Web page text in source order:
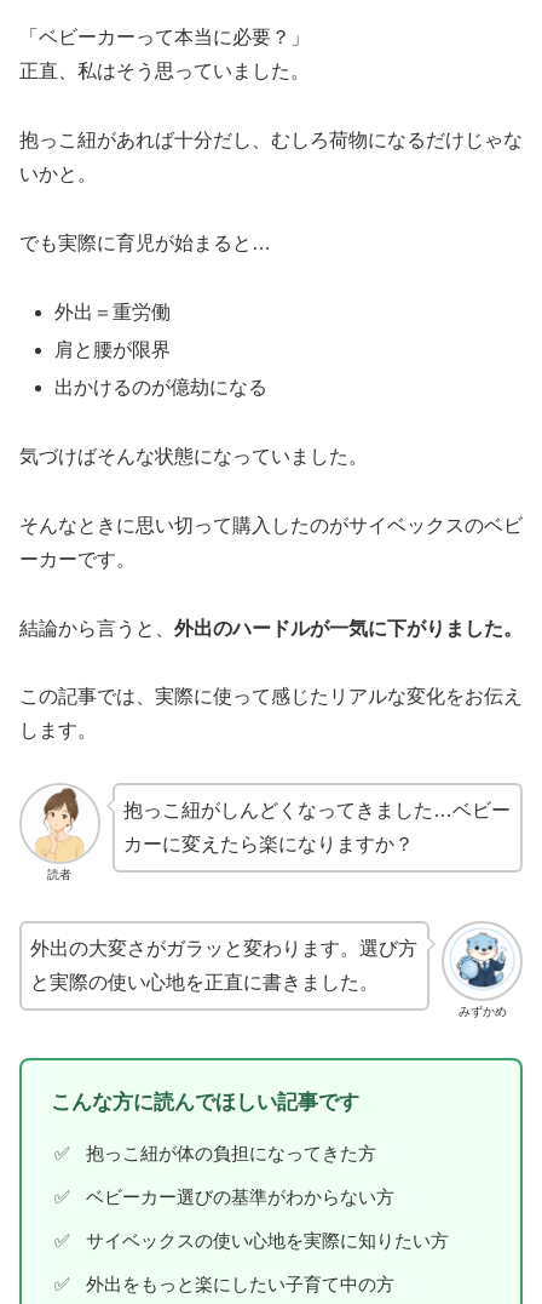
「ベビーカーって本当に必要？」
正直、私はそう思っていました。
抱っこ紐があれば十分だし、むしろ荷物になるだけじゃな
いかと。
でも実際に育児が始まると…
外出＝重労働
肩と腰が限界
出かけるのが億劫になる
気づけばそんな状態になっていました。
そんなときに思い切って購入したのがサイベックスのベビ
ーカーです。
結論から言うと、 外出のハードルが一気に下がりました。
この記事では、実際に使って感じたリアルな変化をお伝え
します。
読者
抱っこ紐がしんどくなってきました…ベビー
カーに変えたら楽になりますか？
みずかめ
外出の大変さがガラッと変わります。選び方
と実際の使い心地を正直に書きました。
こんな方に読んでほしい記事です
抱っこ紐が体の負担になってきた方
ベビーカー選びの基準がわからない方
サイベックスの使い心地を実際に知りたい方
外出をもっと楽にしたい子育て中の方